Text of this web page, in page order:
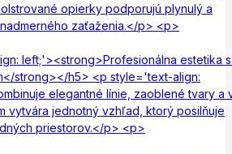
opierky podporujú plynulý a
zaťaženia.</p> <p>
left;'><strong>Profesionálna estetika
strong></h5> <p style='text-align:
elegantné línie, zaoblené tvary a
vytvára jednotný vzhľad, ktorý posilňuje
priestorov.</p> <p>